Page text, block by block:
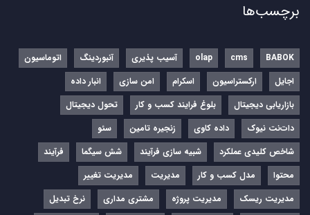
برچسب‌ها
BABOK
cms
olap آسیب پذیری آنبوردینگ
اتوماسیون
اجایل
ارکستراسیون اسکرام امن سازی
انبار داده
بازاریابی دیجیتال
بلوغ فرایند کسب و کار
تحول دیجیتال
دات‌نت نیوک
داده کاوی زنجیره تامین
سئو
شاخص کلیدی عملکرد
شبیه سازی فرآیند شش سیگما
فرآیند
محتوا
مدل کسب و کار مدیریت
مدیریت تغییر
مدیریت ریسک
مدیریت پروژه مشتری مداری
نرخ تبدیل